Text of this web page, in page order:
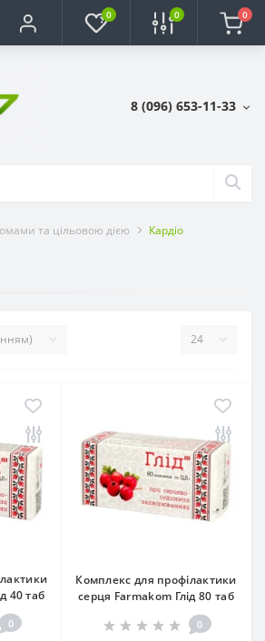
0 0 0
8 (096) 653-11-33
та цільовою дією Кардіо
40 таб
0
Комплекс для профілактики
серця Farmakom Глід 80 таб
0